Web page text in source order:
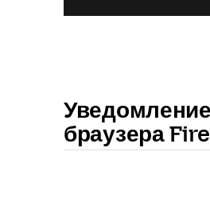
браузера